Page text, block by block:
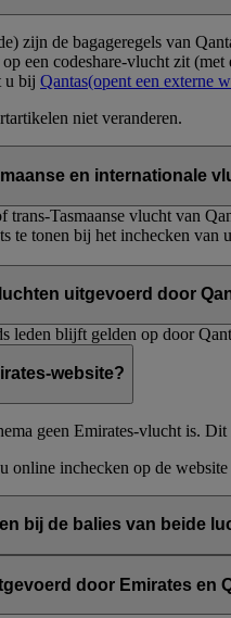
zijn de bagageregels van
een codeshare-vlucht zit
u bij Qantas(opent een externe
niet veranderen.
en internationale
Tasmaanse vlucht van
te tonen bij het inchecken
uitgevoerd door
leden blijft gelden op door
website?
geen Emirates-vlucht is.
online inchecken op de website
bij de balies van beide
checken bij de Emirates-
door Emirates en